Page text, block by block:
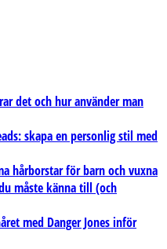
det och hur använder man
skapa en personlig stil med
hårborstar för barn och vuxna
måste känna till (och
med Danger Jones inför